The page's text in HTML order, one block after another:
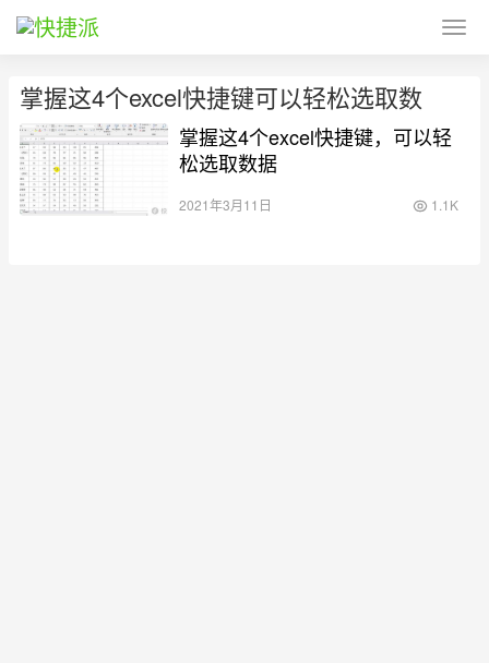
掌握这4个excel快捷键可以轻松选取数
掌握这4个excel快捷键，可以轻
松选取数据
2021年3月11日 1.1K